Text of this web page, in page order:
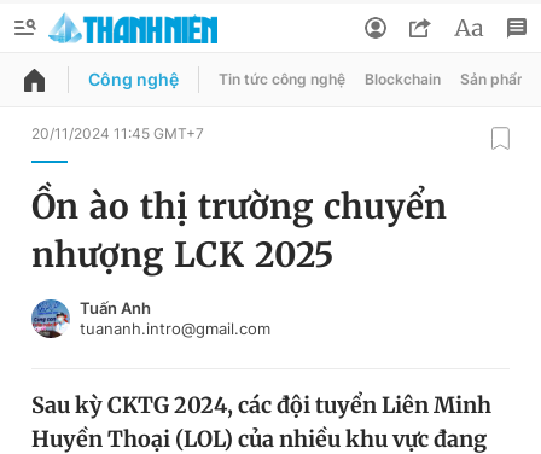
QUẢNG CÁO ĐẶT BÁO
Chuyên mục
Chuyên mục khác
Tin thị trường Tin 360
Đổi mật khẩu
Tin đã lưu
Tin đã xem
Đăng xuất
Công nghệ Tin tức công nghệ Blockchain Sản phẩm
20/11/2024 11:45 GMT+7
Ồn ào thị trường chuyển
nhượng LCK 2025
Tuấn Anh
tuananh.intro@gmail.com
Sau kỳ CKTG 2024, các đội tuyển Liên Minh
Huyền Thoại (LOL) của nhiều khu vực đang